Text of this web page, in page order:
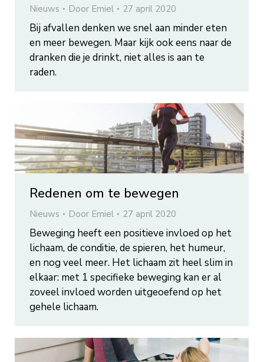
Nieuws Door Emiel 27 april 2020
Bij afvallen denken we snel aan minder eten
en meer bewegen. Maar kijk ook eens naar de
dranken die je drinkt, niet alles is aan te
raden.
Redenen om te bewegen
Nieuws Door Emiel 27 april 2020
Beweging heeft een positieve invloed op het
lichaam, de conditie, de spieren, het humeur,
en nog veel meer. Het lichaam zit heel slim in
elkaar: met 1 specifieke beweging kan er al
zoveel invloed worden uitgeoefend op het
gehele lichaam.